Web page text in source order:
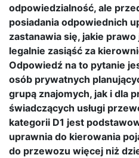
odpowiedzialność, ale
posiadania odpowiednich
zastanawia się, jakie
legalnie zasiąść za
Odpowiedź na to pytanie
osób prywatnych
grupą znajomych, jak i dla
świadczących usługi
kategorii D1 jest
uprawnia do kierowania
do przewozu więcej niż